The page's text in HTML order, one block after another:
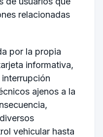
relacionadas
por la propia
informativa,
ajenos a la
vehicular hasta